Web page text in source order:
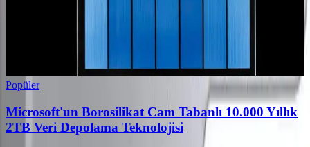
Popüler
Microsoft'un Borosilikat Cam Tabanlı 10.000 Yıllık
2TB Veri Depolama Teknolojisi